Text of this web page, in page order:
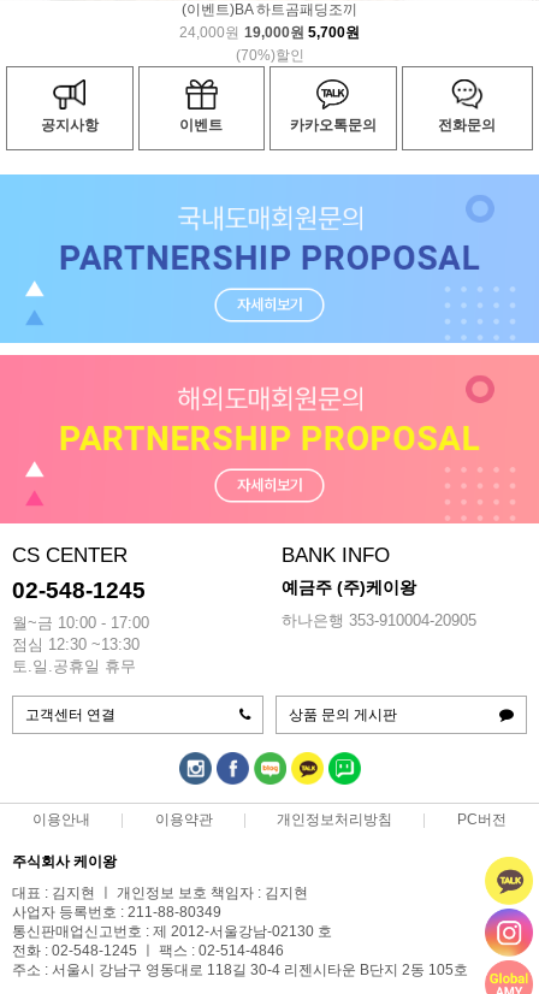
(이벤트)BA 하트곰패딩조끼
24,000원 19,000원 5,700원
(70%)할인
공지사항 이벤트 카카오톡문의 전화문의
CS CENTER
02-548-1245
월~금 10:00 - 17:00
점심 12:30 ~13:30
토.일.공휴일 휴무
BANK INFO
예금주 (주)케이왕
하나은행 353-910004-20905
고객센터 연결 상품 문의 게시판
이용안내 이용약관 개인정보처리방침 PC버전
주식회사 케이왕
대표 : 김지현 ㅣ 개인정보 보호 책임자 : 김지현
사업자 등록번호 : 211-88-80349
통신판매업신고번호 : 제 2012-서울강남-02130 호
전화 : 02-548-1245 ㅣ 팩스 : 02-514-4846
주소 : 서울시 강남구 영동대로 118길 30-4 리젠시타운 B단지 2동 105호